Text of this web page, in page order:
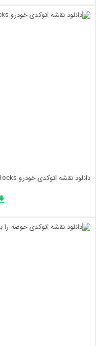
دانلود نقشه اتوکدی خودرو CAD Blocks دانلود (کد34754)